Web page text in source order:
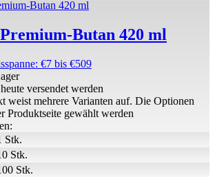
Butan 420 ml
€7 bis €509
Stk.
Stk.
Stk.
versendet werden
weist mehrere Varianten auf. Die Optionen
Produktseite gewählt werden